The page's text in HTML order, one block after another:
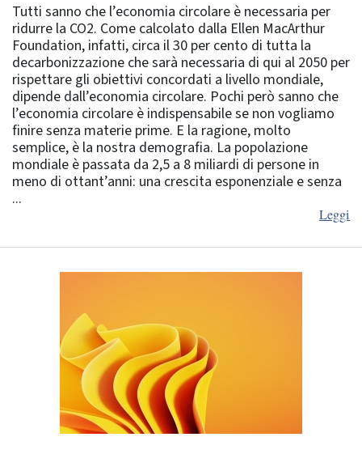
Tutti sanno che l’economia circolare è necessaria per
ridurre la CO2. Come calcolato dalla Ellen MacArthur
Foundation, infatti, circa il 30 per cento di tutta la
decarbonizzazione che sarà necessaria di qui al 2050 per
rispettare gli obiettivi concordati a livello mondiale,
dipende dall’economia circolare. Pochi però sanno che
l’economia circolare è indispensabile se non vogliamo
finire senza materie prime. E la ragione, molto
semplice, è la nostra demografia. La popolazione
mondiale è passata da 2,5 a 8 miliardi di persone in
meno di ottant’anni: una crescita esponenziale e senza
...
Leggi